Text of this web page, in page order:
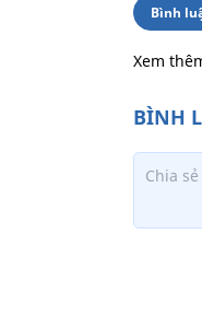
Bình
Xem